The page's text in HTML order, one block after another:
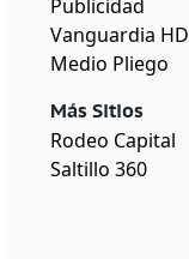
Publicidad
Vanguardia HD
Medio Pliego
Más Sitios
Rodeo Capital
Saltillo 360